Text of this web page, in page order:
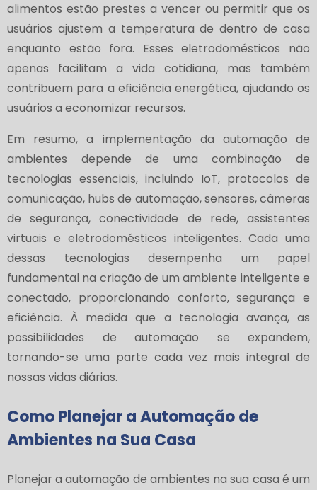
alimentos estão prestes a vencer ou permitir que os
usuários ajustem a temperatura de dentro de casa
enquanto estão fora. Esses eletrodomésticos não
apenas facilitam a vida cotidiana, mas também
contribuem para a eficiência energética, ajudando os
usuários a economizar recursos.
Em resumo, a implementação da automação de
ambientes depende de uma combinação de
tecnologias essenciais, incluindo IoT, protocolos de
comunicação, hubs de automação, sensores, câmeras
de segurança, conectividade de rede, assistentes
virtuais e eletrodomésticos inteligentes. Cada uma
dessas tecnologias desempenha um papel
fundamental na criação de um ambiente inteligente e
conectado, proporcionando conforto, segurança e
eficiência. À medida que a tecnologia avança, as
possibilidades de automação se expandem,
tornando-se uma parte cada vez mais integral de
nossas vidas diárias.
Como Planejar a Automação de
Ambientes na Sua Casa
Planejar a automação de ambientes na sua casa é um